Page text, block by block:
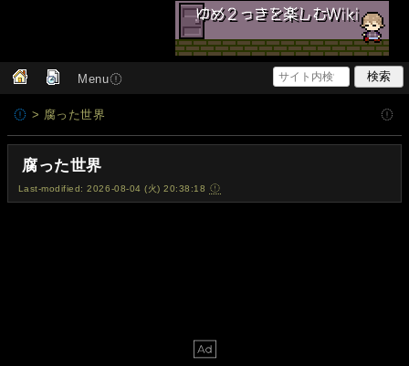
Menu
> 腐った世界
腐った世界
Last-modified: 2026-08-04 (火) 20:38:18